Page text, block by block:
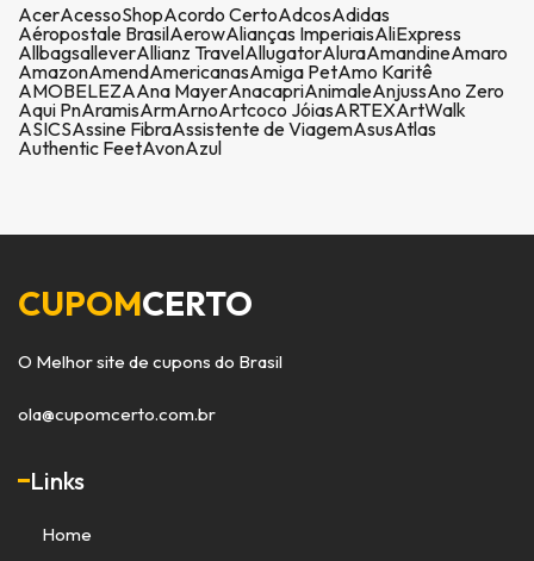
AcerAcessoShopAcordo CertoAdcosAdidas
Aéropostale BrasilAerowAlianças ImperiaisAliExpress
AllbagsalleverAllianz TravelAllugatorAluraAmandineAmaro
AmazonAmendAmericanasAmiga PetAmo Karitê
AMOBELEZAAna MayerAnacapriAnimaleAnjussAno Zero
Aqui PnAramisArmArnoArtcoco JóiasARTEXArtWalk
ASICSAssine FibraAssistente de ViagemAsusAtlas
Authentic FeetAvonAzul
CUPOMCERTO
O Melhor site de cupons do Brasil
ola@cupomcerto.com.br
Links
Home